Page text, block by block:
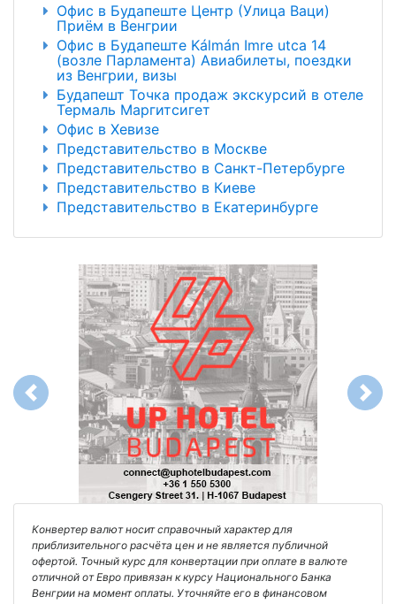
Офис в Будапеште Центр (Улица Ваци)
Приём в Венгрии
Офис в Будапеште Kálmán Imre utca 14
(возле Парламента) Авиабилеты, поездки
из Венгрии, визы
Будапешт Точка продаж экскурсий в отеле
Термаль Маргитсигет
Офис в Хевизе
Представительство в Москве
Представительство в Санкт-Петербурге
Представительство в Киеве
Представительство в Екатеринбурге
Previous Next
Конвертер валют носит справочный характер для
приблизительного расчёта цен и не является публичной
офертой. Точный курс для конвертации при оплате в валюте
отличной от Евро привязан к курсу Национального Банка
Венгрии на момент оплаты. Уточняйте его в финансовом